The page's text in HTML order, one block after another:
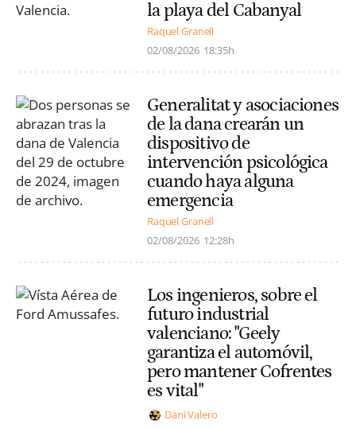
la playa del Cabanyal
Raquel Granell
02/08/2026 18:35h
Generalitat y asociaciones
de la dana crearán un
dispositivo de
intervención psicológica
cuando haya alguna
emergencia
Raquel Granell
02/08/2026 12:28h
Los ingenieros, sobre el
futuro industrial
valenciano: "Geely
garantiza el automóvil,
pero mantener Cofrentes
es vital"
Dani Valero